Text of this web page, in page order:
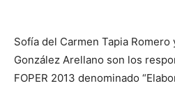
Sofía del Carmen Tapia Romero
González Arellano son los
FOPER 2013 denominado